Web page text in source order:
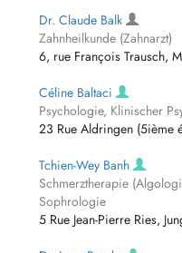
Dr. Claude Balk
Zahnheilkunde (Zahnarzt)
6, rue François Trausch,
Céline Baltaci
Psychologie, Klinischer
23 Rue Aldringen (5ième
Tchien-Wey Banh
Schmerztherapie
Sophrologie
5 Rue Jean-Pierre Ries,